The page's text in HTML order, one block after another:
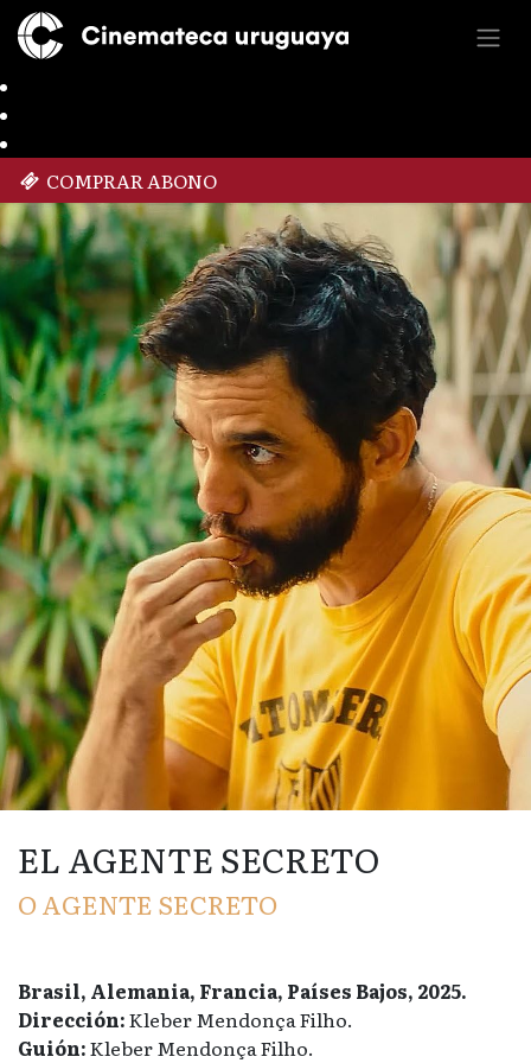
COMPRAR ABONO
EL AGENTE SECRETO
O AGENTE SECRETO
Brasil, Alemania, Francia, Países Bajos, 2025.
Dirección:Kleber Mendonça Filho.
Guión:Kleber Mendonça Filho.